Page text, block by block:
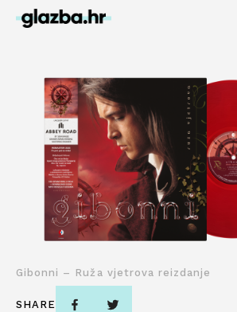
Gibonni – Ruža vjetrova reizdanje
SHARE